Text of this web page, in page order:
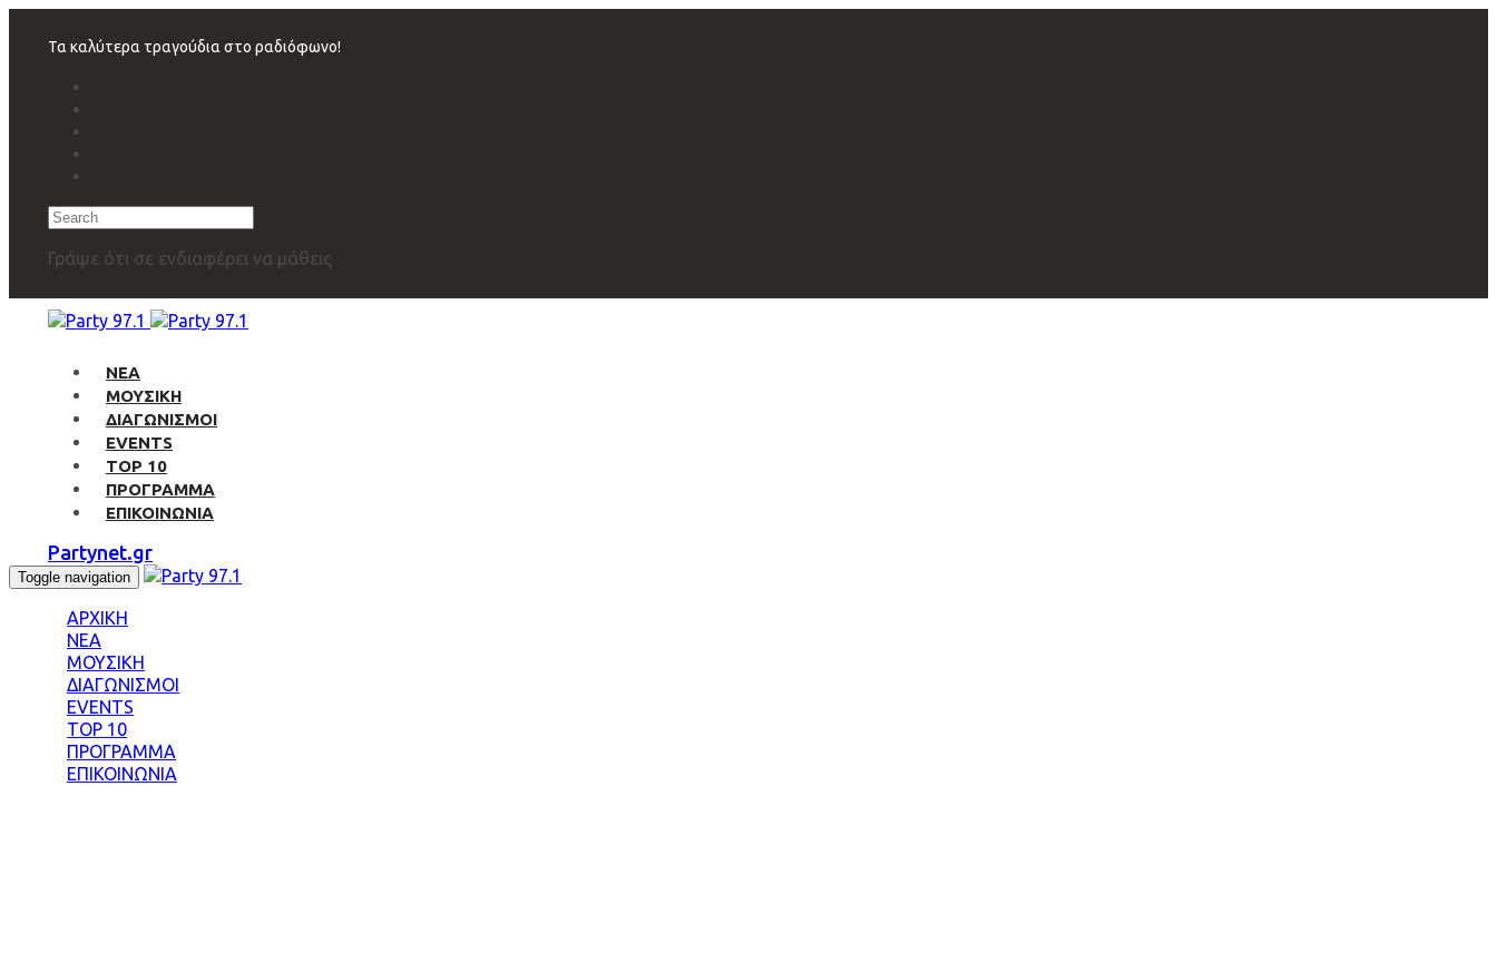
navigation
Τα καλύτερα τραγούδια στο ραδιόφωνο!
Search
Γράψε ότι σε ενδιαφέρει να μάθεις
ΝΕΑ
ΜΟΥΣΙΚΗ
ΔΙΑΓΩΝΙΣΜΟΙ
EVENTS
TOP 10
ΠΡΟΓΡΑΜΜΑ
ΕΠΙΚΟΙΝΩΝΙΑ
Partynet.gr
Toggle navigation
ΑΡΧΙΚΗ
ΝΕΑ
ΜΟΥΣΙΚΗ
ΔΙΑΓΩΝΙΣΜΟΙ
EVENTS
TOP 10
ΠΡΟΓΡΑΜΜΑ
ΕΠΙΚΟΙΝΩΝΙΑ